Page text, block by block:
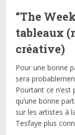
“The
tableaux
créative)
Pour une bonne
sera
Pourtant ce
qu’une bonne
sur les artistes à
Tesfaye plus